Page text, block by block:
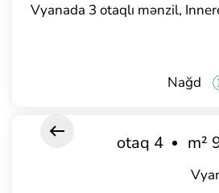
Vyanada 3 otaqlı mənzil,
Nağd
4 otaq